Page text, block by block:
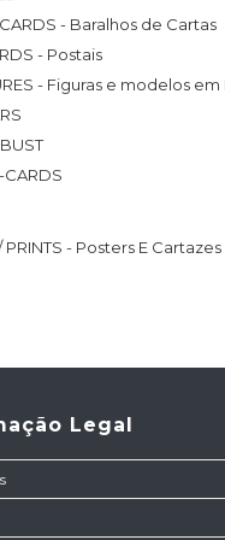
CARDS - Baralhos de Cartas
- Postais
- Figuras e modelos em
CARDS
PRINTS - Posters E Cartazes
Legal